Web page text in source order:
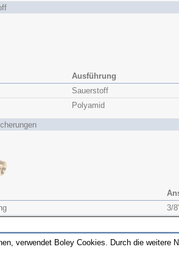
Ausführung
Sauerstoff
Polyamid
3/
verwendet Boley Cookies. Durch die